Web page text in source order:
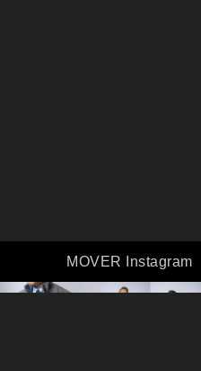
MOVER Instagram